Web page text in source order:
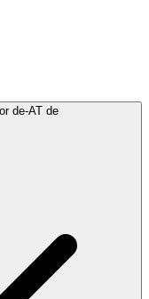
de